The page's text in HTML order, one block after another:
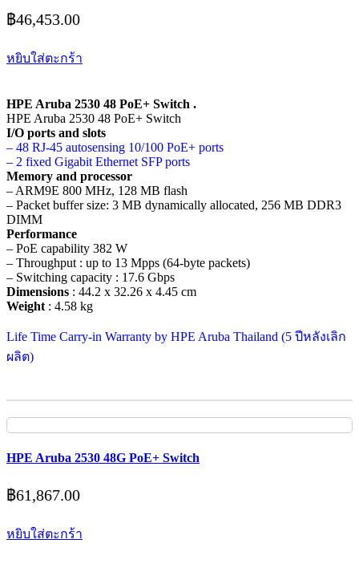
฿46,453.00
หยิบใส่ตะกร้า
HPE Aruba 2530 48 PoE+ Switch .
HPE Aruba 2530 48 PoE+ Switch
I/O ports and slots
– 48 RJ-45 autosensing 10/100 PoE+ ports
– 2 fixed Gigabit Ethernet SFP ports
Memory and processor
– ARM9E 800 MHz, 128 MB flash
– Packet buffer size: 3 MB dynamically allocated, 256 MB DDR3
DIMM
Performance
– PoE capability 382 W
– Throughput : up to 13 Mpps (64-byte packets)
– Switching capacity : 17.6 Gbps
Dimensions : 44.2 x 32.26 x 4.45 cm
Weight: 4.58 kg
Life Time Carry-in Warranty by HPE Aruba Thailand (5 ปีหลังเลิก
ผลิต)
HPE Aruba 2530 48G PoE+ Switch
฿61,867.00
หยิบใส่ตะกร้า